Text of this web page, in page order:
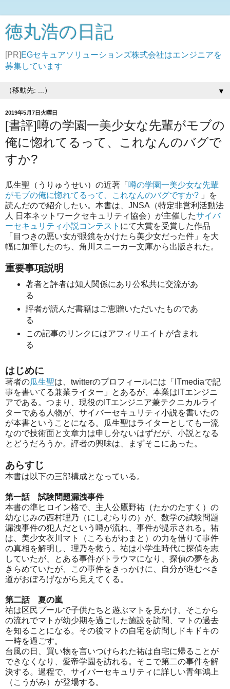
徳丸浩の日記
[PR] EGセキュアソリューションズ株式会社はエンジニアを
募集しています
▼
2019年5月7日火曜日
[書評]噂の学園一美少女な先輩がモブの
俺に惚れてるって、これなんのバグで
すか?
瓜生聖（うりゅうせい）の近著「 噂の学園一美少女な先輩
がモブの俺に惚れてるって、これなんのバグですか? 」を
読んだので紹介したい。本書は、JNSA（特定非営利活動法
人 日本ネットワークセキュリティ協会）が主催したサイバ
ーセキュリティ小説コンテスト にて大賞を受賞した作品
「目つきの悪い女が眼鏡をかけたら美少女だった件」を大
幅に加筆したのち、角川スニーカー文庫から出版された。
重要事項説明
著者と評者は知人関係にあり公私共に交流があ
る
評者が読んだ書籍はご恵贈いただいたものであ
る
この記事のリンクにはアフィリエイトが含まれ
る
はじめに
著者の瓜生聖は、twitterのプロフィールには「ITmediaで記
事を書いてる兼業ライター」とあるが、本業はITエンジニ
アである。つまり、現役のITエンジニア兼テクニカルライ
ターである人物が、サイバーセキュリティ小説を書いたの
が本書ということになる。瓜生聖はライターとしても一流
なので技術面と文章力は申し分ないはずだが、小説となる
とどうだろうか。評者の興味は、まずそこにあった。
あらすじ
本書は以下の三部構成となっている。
第一話 試験問題漏洩事件
本書の準ヒロイン格で、主人公鷹野祐（たかのたすく）の
幼なじみの西村理乃（にしむらりの）が、数学の試験問題
漏洩事件の犯人だという噂が流れ、事件が提示される。祐
は、美少女衣川マト（ころもがわまと）の力を借りて事件
の真相を解明し、理乃を救う。祐は小学生時代に探偵を志
していたが、とある事件がトラウマになり、探偵の夢をあ
きらめていたが、この事件をきっかけに、自分が進むべき
道がおぼろげながら見えてくる。
第二話 夏の嵐
祐は区民プールで子供たちと遊ぶマトを見かけ、そこから
の流れでマトが幼少期を過ごした施設を訪問、マトの過去
を知ることになる。その後マトの自宅を訪問しドキドキの
一時を過ごす。
台風の日、買い物を言いつけられた祐は自宅に帰ることが
できなくなり、愛帝学園を訪れる。そこで第二の事件を解
決する。過程で、サイバーセキュリティに詳しい青年鴻上
（こうがみ）が登場する。